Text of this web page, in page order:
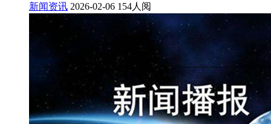
新闻资讯 2026-02-06 154人阅